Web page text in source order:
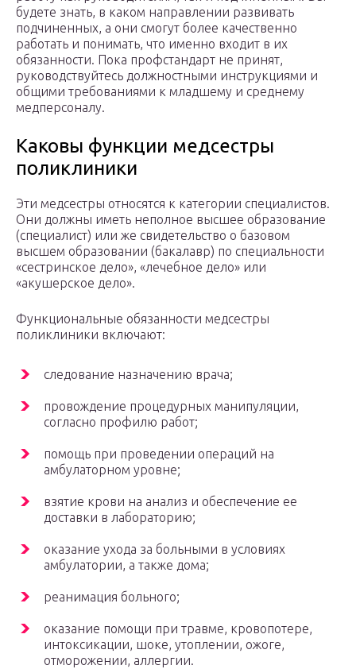
будете знать, в каком направлении развивать
подчиненных, а они смогут более качественно
работать и понимать, что именно входит в их
обязанности. Пока профстандарт не принят,
руководствуйтесь должностными инструкциями и
общими требованиями к младшему и среднему
медперсоналу.
Каковы функции медсестры
поликлиники
Эти медсестры относятся к категории специалистов.
Они должны иметь неполное высшее образование
(специалист) или же свидетельство о базовом
высшем образовании (бакалавр) по специальности
«сестринское дело», «лечебное дело» или
«акушерское дело».
Функциональные обязанности медсестры
поликлиники включают:
следование назначению врача;
провождение процедурных манипуляции,
согласно профилю работ;
помощь при проведении операций на
амбулаторном уровне;
взятие крови на анализ и обеспечение ее
доставки в лабораторию;
оказание ухода за больными в условиях
амбулатории, а также дома;
реанимация больного;
оказание помощи при травме, кровопотере,
интоксикации, шоке, утоплении, ожоге,
отморожении, аллергии.